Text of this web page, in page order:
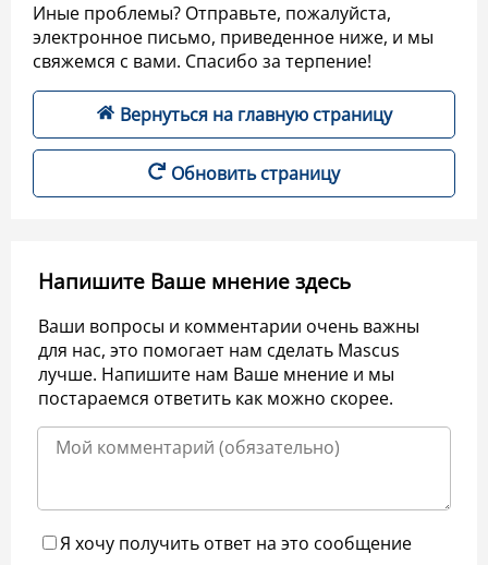
Иные проблемы? Отправьте, пожалуйста,
электронное письмо, приведенное ниже, и мы
свяжемся с вами. Спасибо за терпение!
Вернуться на главную страницу
Обновить страницу
Напишите Ваше мнение здесь
Ваши вопросы и комментарии очень важны
для нас, это помогает нам сделать Mascus
лучше. Напишите нам Ваше мнение и мы
постараемся ответить как можно скорее.
Я хочу получить ответ на это сообщение